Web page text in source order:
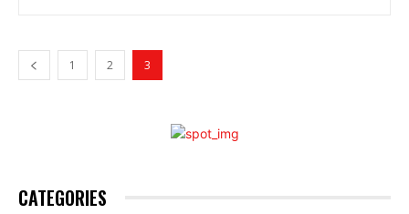
1 2 3
CATEGORIES